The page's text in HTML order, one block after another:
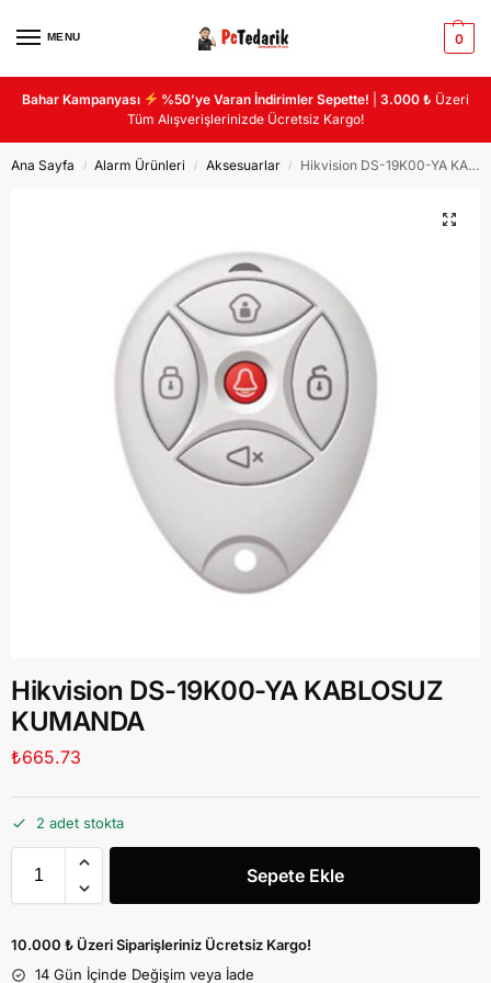
MENU 0
Bahar Kampanyası %50’ye Varan İndirimler Sepette! |3.000 ₺ Üzeri
Tüm Alışverişlerinizde Ücretsiz Kargo!
Ana Sayfa / Alarm Ürünleri / Aksesuarlar / Hikvision DS-19K00-YA KABLOSUZ KUMANDA
Hikvision DS-19K00-YA KABLOSUZ
KUMANDA
₺665.73
2 adet stokta
Sepete Ekle
10.000 ₺ Üzeri Siparişleriniz Ücretsiz Kargo!
14 Gün İçinde Değişim veya İade